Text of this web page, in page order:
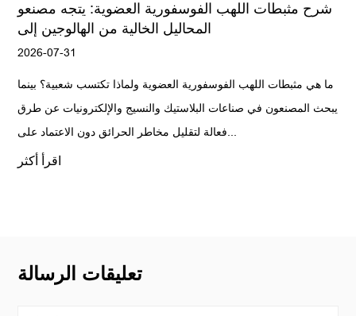
شرح مثبطات اللهب الفوسفورية العضوية: يتجه مصنعو
المحاليل الخالية من الهالوجين إلى
2026-07-31
ما هي مثبطات اللهب الفوسفورية العضوية ولماذا تكتسب شعبية؟ بينما
يبحث المصنعون في صناعات البلاستيك والنسيج والإلكترونيات عن طرق
اقرأ أكثر
تعليقات الرسالة